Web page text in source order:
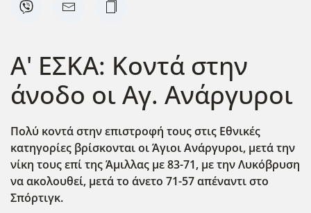
Α' ΕΣΚΑ: Κοντά στην
άνοδο οι Αγ. Ανάργυροι
Πολύ κοντά στην επιστροφή τους στις Εθνικές
κατηγορίες βρίσκονται οι Άγιοι Ανάργυροι, μετά την
νίκη τους επί της Άμιλλας με 83-71, με την Λυκόβρυση
να ακολουθεί, μετά το άνετο 71-57 απέναντι στο
Σπόρτιγκ.